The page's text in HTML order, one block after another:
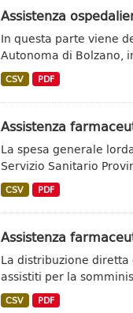
Assistenza
In questa parte viene
Autonoma di Bolzano,
CSV PDF
Assistenza
La spesa generale
Servizio Sanitario
CSV PDF
Assistenza
La distribuzione
assistiti per la
CSV PDF